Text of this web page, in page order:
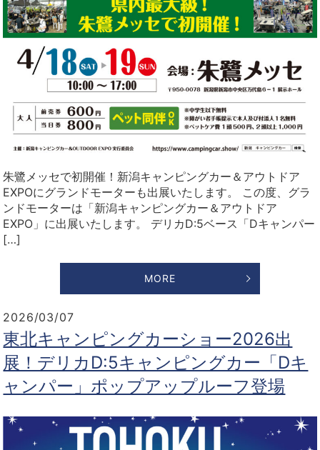
朱鷺メッセで初開催！新潟キャンピングカー＆アウトドア
EXPOにグランドモーターも出展いたします。 この度、グラ
ンドモーターは「新潟キャンピングカー＆アウトドア
EXPO」に出展いたします。 デリカD:5ベース「Dキャンパー
[…]
MORE
2026/03/07
東北キャンピングカーショー2026出
展！デリカD:5キャンピングカー「Dキ
ャンパー」ポップアップルーフ登場